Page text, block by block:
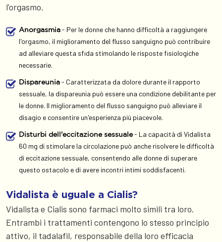
l'orgasmo.
Anorgasmia- Per le donne che hanno difficoltà a raggiungere
l'orgasmo, il miglioramento del flusso sanguigno può contribuire
ad alleviare questa sfida stimolando le risposte fisiologiche
necessarie.
Dispareunia- Caratterizzata da dolore durante il rapporto
sessuale, la dispareunia può essere una condizione debilitante per
le donne. Il miglioramento del flusso sanguigno può alleviare il
disagio e consentire un'esperienza più piacevole.
Disturbi dell'eccitazione sessuale- La capacità di Vidalista
60 mg di stimolare la circolazione può anche risolvere le difficoltà
di eccitazione sessuale, consentendo alle donne di superare
questo ostacolo e di avere incontri intimi soddisfacenti.
Vidalista è uguale a Cialis?
Vidalista e Cialis sono farmaci molto simili tra loro.
Entrambi i trattamenti contengono lo stesso principio
attivo, il tadalafil, responsabile della loro efficacia